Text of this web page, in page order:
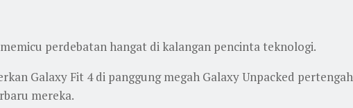
perdebatan hangat di kalangan pencinta teknologi.
Galaxy Fit 4 di panggung megah Galaxy Unpacked
mereka.